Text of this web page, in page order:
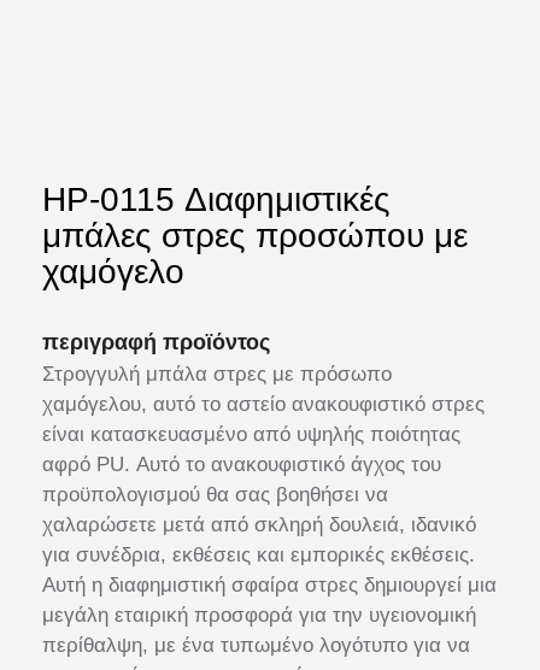
HP-0115 Διαφημιστικές
μπάλες στρες προσώπου με
χαμόγελο
περιγραφή προϊόντος
Στρογγυλή μπάλα στρες με πρόσωπο
χαμόγελου, αυτό το αστείο ανακουφιστικό στρες
είναι κατασκευασμένο από υψηλής ποιότητας
αφρό PU. Αυτό το ανακουφιστικό άγχος του
προϋπολογισμού θα σας βοηθήσει να
χαλαρώσετε μετά από σκληρή δουλειά, ιδανικό
για συνέδρια, εκθέσεις και εμπορικές εκθέσεις.
Αυτή η διαφημιστική σφαίρα στρες δημιουργεί μια
μεγάλη εταιρική προσφορά για την υγειονομική
περίθαλψη, με ένα τυπωμένο λογότυπο για να